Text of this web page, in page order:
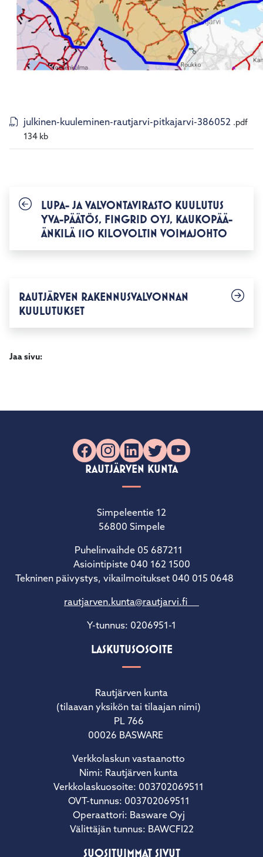
julkinen-kuuleminen-rautjarvi-pitkajarvi-386052 .pdf
134 kb
LUPA- JA VALVONTAVIRASTO KUULUTUS
YVA-PÄÄTÖS, FINGRID OYJ, KAUKOPÄÄ-
ÄNKILÄ 110 KILOVOLTIN VOIMAJOHTO
RAUTJÄRVEN RAKENNUSVALVONNAN
KUULUTUKSET
Jaa sivu:
Facebook
Instagram
LinkedIn
X YouTube
RAUTJÄRVEN KUNTA
Simpeleentie 12
56800 Simpele
Puhelinvaihde 05 687211
Asiointipiste 040 162 1500
Tekninen päivystys, vikailmoitukset 040 015 0648
rautjarven.kunta@rautjarvi.fi
Y-tunnus: 0206951-1
LASKUTUSOSOITE
Rautjärven kunta
(tilaavan yksikön tai tilaajan nimi)
PL 766
00026 BASWARE
Verkkolaskun vastaanotto
Nimi: Rautjärven kunta
Verkkolaskuosoite: 003702069511
OVT-tunnus: 003702069511
Operaattori: Basware Oyj
Välittäjän tunnus: BAWCFI22
SUOSITUIMMAT SIVUT